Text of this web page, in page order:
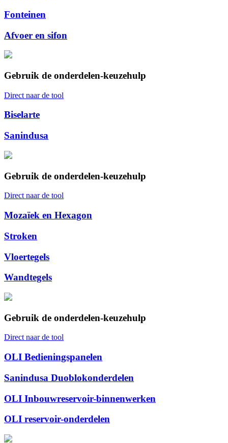
Fonteinen
Afvoer en sifon
Gebruik de onderdelen-keuzehulp
Direct naar de tool
Biselarte
Sanindusa
Gebruik de onderdelen-keuzehulp
Direct naar de tool
Mozaïek en Hexagon
Stroken
Vloertegels
Wandtegels
Gebruik de onderdelen-keuzehulp
Direct naar de tool
OLI Bedieningspanelen
Sanindusa Duoblokonderdelen
OLI Inbouwreservoir-binnenwerken
OLI reservoir-onderdelen